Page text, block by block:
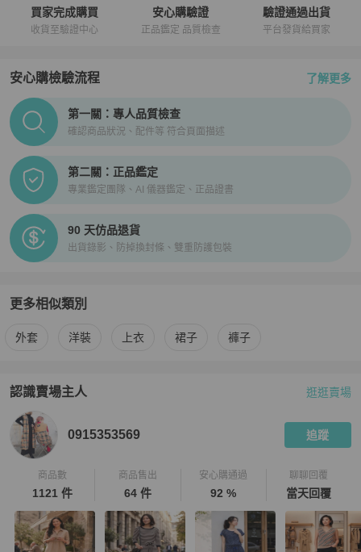
買家完成購買
收貨至驗證中心
安心購驗證
正品鑑定 品質檢查
驗證通過出貨
平台發貨給買家
安心購檢驗流程 了解更多
PopChill拍拍圈正品驗證、安心購檢驗流程介紹
第一關：專人品質檢查
確認商品狀況、配件等 符合頁面描述
第二關：正品鑑定
專業鑑定團隊、AI 儀器鑑定、正品證書
90 天仿品退貨
出貨錄影、防掉換封條、雙重防護包裝
更多相似類別
更多 BURBERRY 相似商品推薦
外套 洋裝 上衣 裙子 褲子
認識賣場主人
PopChill 拍拍圈嚴選賣家
逛逛賣場
0915353569 追蹤
商品數
1121 件
商品售出
64 件
安心購通過
92 %
聊聊回覆
當天回覆